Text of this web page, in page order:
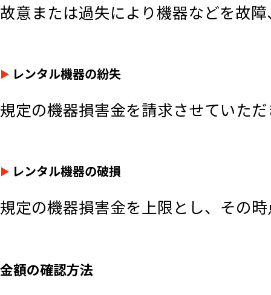
故意または過失により機器などを故
レンタル機器の紛失
規定の機器損害金を請求させていた
レンタル機器の破損
規定の機器損害金を上限とし、その
金額の確認方法